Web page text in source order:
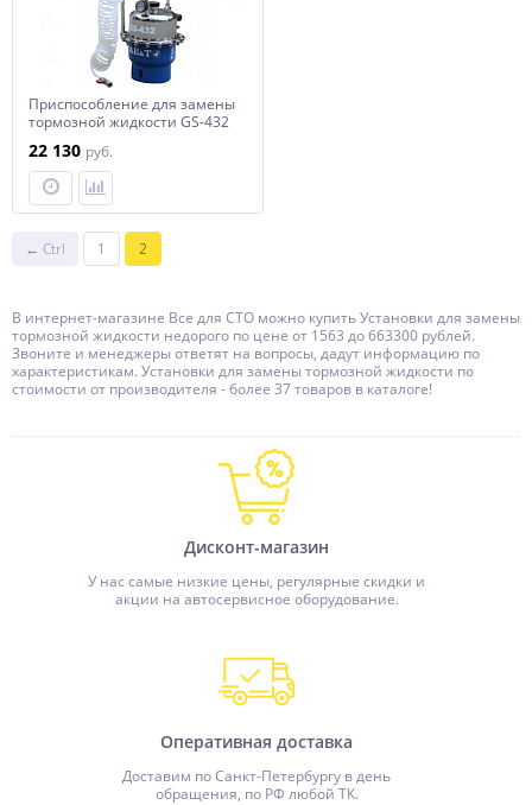
Приспособление для замены
тормозной жидкости GS-432
22 130 руб.
← Ctrl 1 2
В интернет-магазине Все для СТО можно купить Установки для замены
тормозной жидкости недорого по цене от 1563 до 663300 рублей.
Звоните и менеджеры ответят на вопросы, дадут информацию по
характеристикам. Установки для замены тормозной жидкости по
стоимости от производителя - более 37 товаров в каталоге!
Дисконт-магазин
У нас самые низкие цены, регулярные скидки и
акции на автосервисное оборудование.
Оперативная доставка
Доставим по Санкт-Петербургу в день
обращения, по РФ любой ТК.